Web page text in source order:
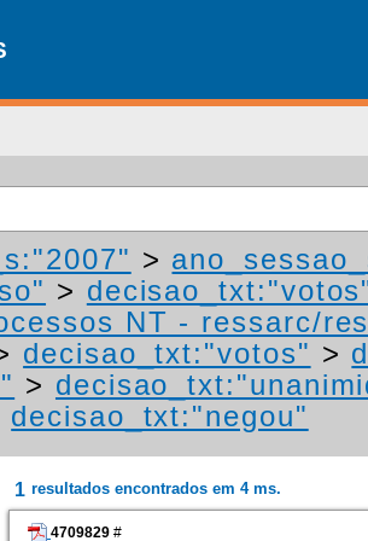
>
>
NT - ressarc/
decisao_txt:"votos" >
>
decisao_txt:"negou"
1 resultados encontrados em 4 ms.
4709829 #